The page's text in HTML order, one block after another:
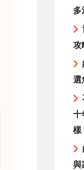
多
攻
選
十
樣
與